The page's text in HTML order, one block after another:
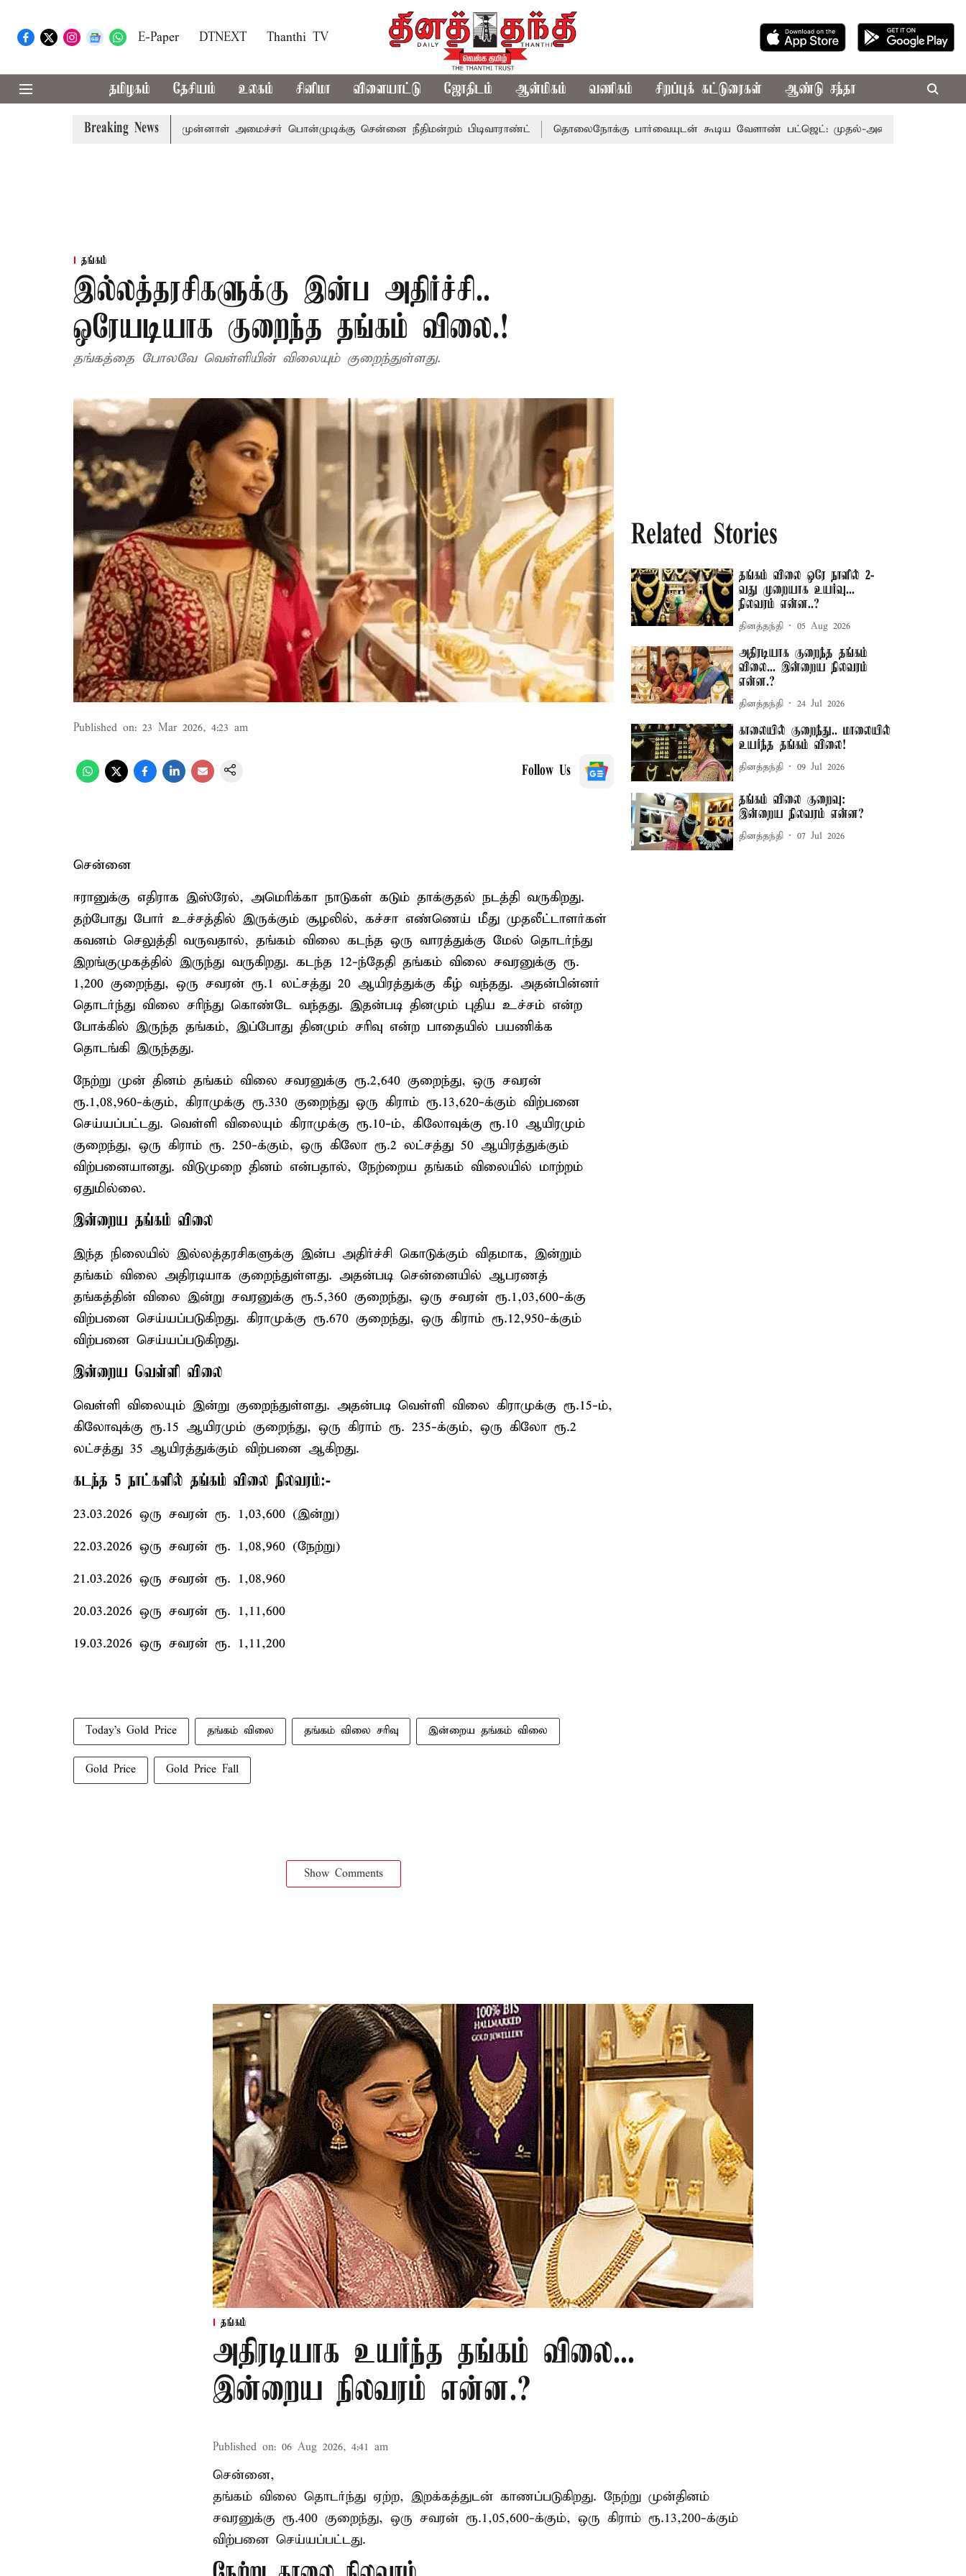
E-Paper DTNEXT Thanthi TV
தமிழகம் தேசியம் உலகம் சினிமா விளையாட்டு ஜோதிடம் ஆன்மிகம் வணிகம் சிறப்புக் கட்டுரைகள் ஆண்டு சந்தா
Breaking News
விஜய் அழைப்பு முன்னாள் அமைச்சர் பொன்முடிக்கு சென்னை நீதிமன்றம் பிடிவாராண்ட் தொலைநோக்கு பார்வையுடன் கூடிய வேளாண் பட்ஜெட்: முதல்-அமைச்சர் விஜய்
தங்கம்
இல்லத்தரசிகளுக்கு இன்ப அதிர்ச்சி..
ஒரேயடியாக குறைந்த தங்கம் விலை.!
தங்கத்தை போலவே வெள்ளியின் விலையும் குறைந்துள்ளது.
Published on: 23 Mar 2026, 4:23 am
Follow Us
சென்னை
ஈரானுக்கு எதிராக இஸ்ரேல், அமெரிக்கா நாடுகள் கடும் தாக்குதல் நடத்தி வருகிறது.
தற்போது போர் உச்சத்தில் இருக்கும் சூழலில், கச்சா எண்ணெய் மீது முதலீட்டாளர்கள்
கவனம் செலுத்தி வருவதால், தங்கம் விலை கடந்த ஒரு வாரத்துக்கு மேல் தொடர்ந்து
இறங்குமுகத்தில் இருந்து வருகிறது. கடந்த 12-ந்தேதி தங்கம் விலை சவரனுக்கு ரூ.
1,200 குறைந்து, ஒரு சவரன் ரூ.1 லட்சத்து 20 ஆயிரத்துக்கு கீழ் வந்தது. அதன்பின்னர்
தொடர்ந்து விலை சரிந்து கொண்டே வந்தது. இதன்படி தினமும் புதிய உச்சம் என்ற
போக்கில் இருந்த தங்கம், இப்போது தினமும் சரிவு என்ற பாதையில் பயணிக்க
தொடங்கி இருந்தது.
நேற்று முன் தினம் தங்கம் விலை சவரனுக்கு ரூ.2,640 குறைந்து, ஒரு சவரன்
ரூ.1,08,960-க்கும், கிராமுக்கு ரூ.330 குறைந்து ஒரு கிராம் ரூ.13,620-க்கும் விற்பனை
செய்யப்பட்டது. வெள்ளி விலையும் கிராமுக்கு ரூ.10-ம், கிலோவுக்கு ரூ.10 ஆயிரமும்
குறைந்து, ஒரு கிராம் ரூ. 250-க்கும், ஒரு கிலோ ரூ.2 லட்சத்து 50 ஆயிரத்துக்கும்
விற்பனையானது. விடுமுறை தினம் என்பதால், நேற்றைய தங்கம் விலையில் மாற்றம்
ஏதுமில்லை.
இன்றைய தங்கம் விலை
இந்த நிலையில் இல்லத்தரசிகளுக்கு இன்ப அதிர்ச்சி கொடுக்கும் விதமாக, இன்றும்
தங்கம் விலை அதிரடியாக குறைந்துள்ளது. அதன்படி சென்னையில் ஆபரணத்
தங்கத்தின் விலை இன்று சவரனுக்கு ரூ.5,360 குறைந்து, ஒரு சவரன் ரூ.1,03,600-க்கு
விற்பனை செய்யப்படுகிறது. கிராமுக்கு ரூ.670 குறைந்து, ஒரு கிராம் ரூ.12,950-க்கும்
விற்பனை செய்யப்படுகிறது.
இன்றைய வெள்ளி விலை
வெள்ளி விலையும் இன்று குறைந்துள்ளது. அதன்படி வெள்ளி விலை கிராமுக்கு ரூ.15-ம்,
கிலோவுக்கு ரூ.15 ஆயிரமும் குறைந்து, ஒரு கிராம் ரூ. 235-க்கும், ஒரு கிலோ ரூ.2
லட்சத்து 35 ஆயிரத்துக்கும் விற்பனை ஆகிறது.
கடந்த 5 நாட்களில் தங்கம் விலை நிலவரம்:-
23.03.2026 ஒரு சவரன் ரூ. 1,03,600 (இன்று)
22.03.2026 ஒரு சவரன் ரூ. 1,08,960 (நேற்று)
21.03.2026 ஒரு சவரன் ரூ. 1,08,960
20.03.2026 ஒரு சவரன் ரூ. 1,11,600
19.03.2026 ஒரு சவரன் ரூ. 1,11,200
Today's Gold Price தங்கம் விலை தங்கம் விலை சரிவு இன்றைய தங்கம் விலை
Gold Price Gold Price Fall
Show Comments
Related Stories
தங்கம் விலை ஒரே நாளில் 2-
வது முறையாக உயர்வு...
நிலவரம் என்ன..?
தினத்தந்தி 05 Aug 2026
அதிரடியாக குறைந்த தங்கம்
விலை... இன்றைய நிலவரம்
என்ன.?
தினத்தந்தி 24 Jul 2026
காலையில் குறைந்து.. மாலையில்
உயர்ந்த தங்கம் விலை!
தினத்தந்தி 09 Jul 2026
தங்கம் விலை குறைவு:
இன்றைய நிலவரம் என்ன?
தினத்தந்தி 07 Jul 2026
தங்கம்
அதிரடியாக உயர்ந்த தங்கம் விலை...
இன்றைய நிலவரம் என்ன.?
Published on: 06 Aug 2026, 4:41 am
சென்னை,
தங்கம் விலை தொடர்ந்து ஏற்ற, இறக்கத்துடன் காணப்படுகிறது. நேற்று முன்தினம்
சவரனுக்கு ரூ.400 குறைந்து, ஒரு சவரன் ரூ.1,05,600-க்கும், ஒரு கிராம் ரூ.13,200-க்கும்
விற்பனை செய்யப்பட்டது.